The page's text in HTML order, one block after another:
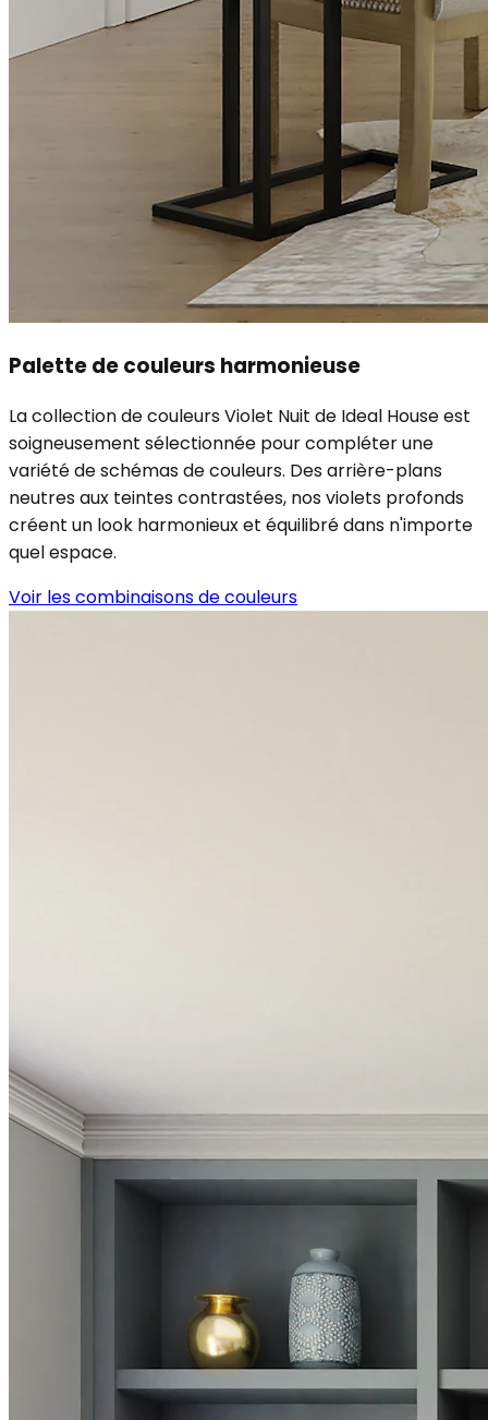
Palette de couleurs harmonieuse
La collection de couleurs Violet Nuit de Ideal House est
soigneusement sélectionnée pour compléter une
variété de schémas de couleurs. Des arrière-plans
neutres aux teintes contrastées, nos violets profonds
créent un look harmonieux et équilibré dans n'importe
quel espace.
Voir les combinaisons de couleurs